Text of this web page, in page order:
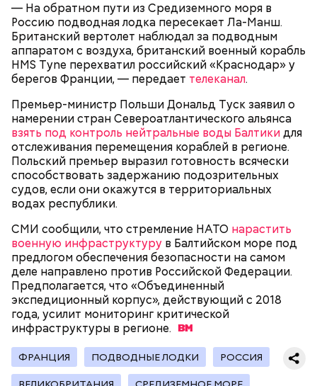
— На обратном пути из Средиземного моря в
Россию подводная лодка пересекает Ла-Манш.
Британский вертолет наблюдал за подводным
аппаратом с воздуха, британский военный корабль
HMS Tyne перехватил российский «Краснодар» у
берегов Франции, — передает телеканал.
Премьер-министр Польши Дональд Туск заявил о
намерении стран Североатлантического альянса
взять под контроль нейтральные воды Балтикидля
отслеживания перемещения кораблей в регионе.
Польский премьер выразил готовность всячески
способствовать задержанию подозрительных
судов, если они окажутся в территориальных
водах республики.
СМИ сообщили, что стремление НАТО нарастить
военную инфраструктуру в Балтийском море под
предлогом обеспечения безопасности на самом
деле направлено против Российской Федерации.
Предполагается, что «Объединенный
экспедиционный корпус», действующий с 2018
года, усилит мониторинг критической
инфраструктуры в регионе.
ФРАНЦИЯ ПОДВОДНЫЕ ЛОДКИ РОССИЯ
— Кабачки, порезанные кубиками, нужно легко
обжарить на сковороде. К ним добавляются зелень
петрушки, чеснок, соль и оливковое масло.
Получается очень вкусно, — поделился рецептом
Копылов.
Спагетти из кабачков
с сахарным диабетом;
— В дыне содержится много сахара, который
представлен фруктозой. С одной стороны — это
хорошо, потому что дает энергию. Но важно
помнить, что сладкими дынями не нужно сильно
увлекаться, так же как и арбузами, людям с
сахарным диабетом и лишним весом, —
подчеркнула доктор.